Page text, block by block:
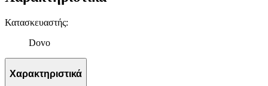
Κατασκευαστής:
Dovo
Χαρακτηριστικά